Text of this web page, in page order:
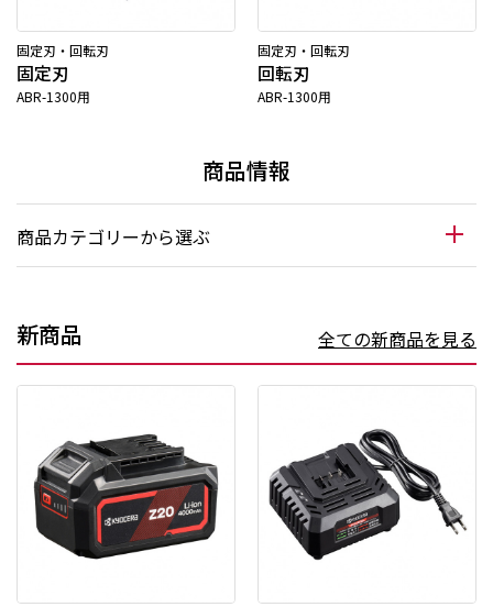
固定刃・回転刃
固定刃
ABR-1300用
固定刃・回転刃
回転刃
ABR-1300用
商品情報
商品カテゴリーから選ぶ
新商品 全ての新商品を見る